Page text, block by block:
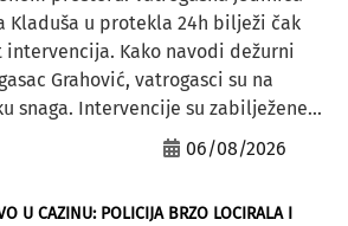
Kladuša u protekla 24h bilježi čak
intervencija. Kako navodi dežurni
Grahović, vatrogasci su na
snaga. Intervencije su zabilježene...
06/08/2026
U CAZINU: POLICIJA BRZO LOCIRALA I